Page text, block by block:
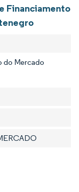
Financiamento
do Mercado